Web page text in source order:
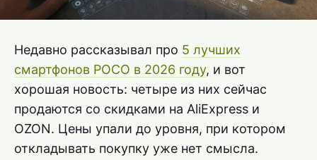
Недавно рассказывал про 5 лучших
смартфонов POCO в 2026 году, и вот
хорошая новость: четыре из них сейчас
продаются со скидками на AliExpress и
OZON. Цены упали до уровня, при котором
откладывать покупку уже нет смысла.